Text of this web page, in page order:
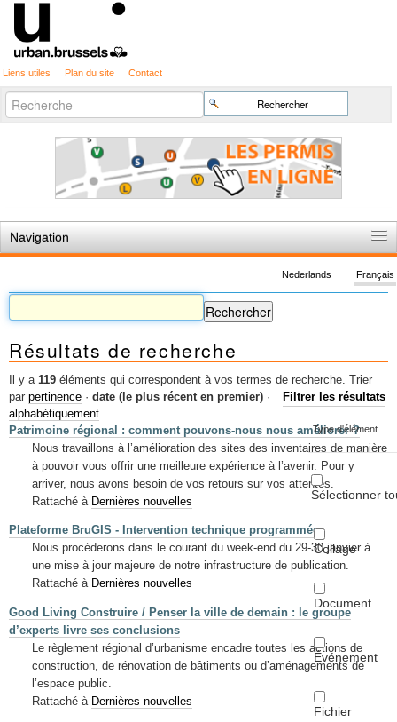
Liens utiles Plan du site Contact
Chercher par
Recherche
avancée…
Navigation
Règles du jeu
Permis d'urbanisme
Cartographie
Etudes et publications
Mots-clés
Renseignements urbanistiques
Français
Nederlands
Résultats de recherche
Il y a 119 éléments qui correspondent à vos termes de recherche.
Filtrer les résultats
Type d'élément
Sélectionner
Collage
Document
Événement
Fichier
Trier
par pertinence · date (le plus récent en premier) ·
alphabétiquement
Patrimoine régional : comment pouvons-nous nous améliorer ?
Nous travaillons à l’amélioration des sites des inventaires de manière
à pouvoir vous offrir une meilleure expérience à l’avenir. Pour y
arriver, nous avons besoin de vos retours sur vos attentes.
Rattaché à Dernières nouvelles
Plateforme BruGIS - Intervention technique programmée
Nous procéderons dans le courant du week-end du 29-30 janvier à
une mise à jour majeure de notre infrastructure de publication.
Rattaché à Dernières nouvelles
Good Living Construire / Penser la ville de demain : le groupe
d’experts livre ses conclusions
Le règlement régional d’urbanisme encadre toutes les actions de
construction, de rénovation de bâtiments ou d’aménagements de
l’espace public.
Rattaché à Dernières nouvelles